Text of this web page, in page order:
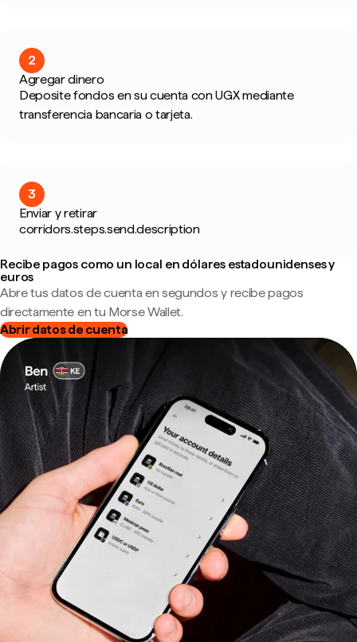
2
Agregar dinero
Deposite fondos en su cuenta con UGX mediante
transferencia bancaria o tarjeta.
3
Enviar y retirar
corridors.steps.send.description
Recibe pagos como un local en dólares estadounidenses y
euros
Abre tus datos de cuenta en segundos y recibe pagos
directamente en tu Morse Wallet.
Abrir datos de cuenta